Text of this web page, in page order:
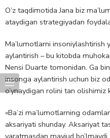
O’z taqdimotida Jana biz
ataydigan strategiyadan
Ma’lumotlarni insoniylashtirish
aylantirish – bu kitobda
Nensi Duarte tomonidan. Ga
insonga aylantirish uchun biz
o’ynaydigan rolini tan olishimiz
«Ba’zi ma’lumotlarning
aksariyati shunday. Aksariyat